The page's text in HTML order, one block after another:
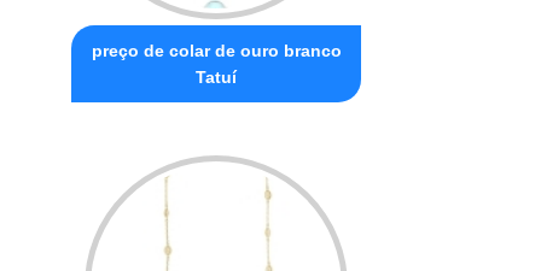
preço de colar de ouro branco
Tatuí